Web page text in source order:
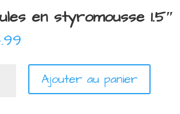
en styromousse 1.5″
Ajouter au panier